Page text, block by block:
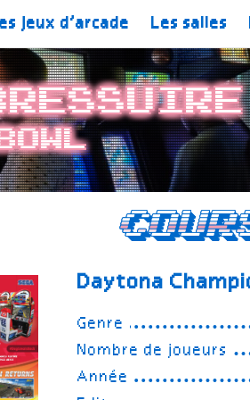
jeux d’arcade Les salles
Daytona
Genre
Nombre de joueurs
Année